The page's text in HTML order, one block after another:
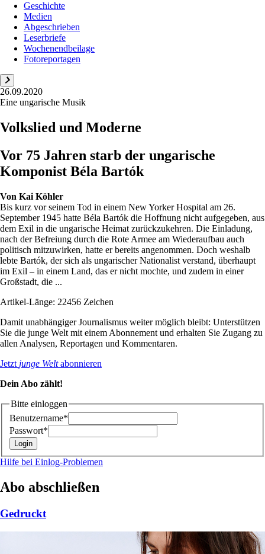
Geschichte
Medien
Abgeschrieben
Leserbriefe
Wochenendbeilage
Fotoreportagen
26.09.2020
Eine ungarische Musik
Volkslied und Moderne
Vor 75 Jahren starb der ungarische
Komponist Béla Bartók
Von Kai Köhler
Bis kurz vor seinem Tod in einem New Yorker Hospital am 26.
September 1945 hatte Béla Bartók die Hoffnung nicht aufgegeben, aus
dem Exil in die ungarische Heimat zurückzukehren. Die Einladung,
nach der Befreiung durch die Rote Armee am Wiederaufbau auch
politisch mitzuwirken, hatte er bereits angenommen. Doch weshalb
lebte Bartók, der sich als ungarischer Nationalist verstand, überhaupt
im Exil – in einem Land, das er nicht mochte, und zudem in einer
Großstadt, die ...
Artikel-Länge: 22456 Zeichen
Damit unabhängiger Journalismus weiter möglich bleibt: Unterstützen
Sie die junge Welt mit einem Abonnement und erhalten Sie Zugang zu
allen Analysen, Reportagen und Kommentaren.
Jetzt junge Weltabonnieren
Dein Abo zählt!
Bitte einloggen
Benutzername*
Passwort*
Hilfe bei Einlog-Problemen
Abo abschließen
Gedruckt